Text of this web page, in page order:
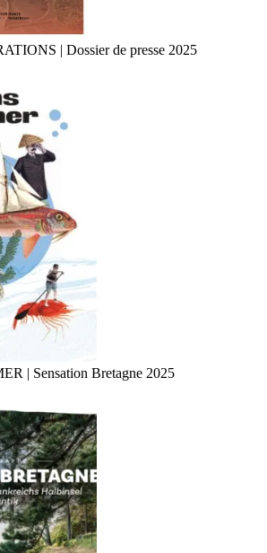
| Dossier de presse 2025
| Sensation Bretagne 2025